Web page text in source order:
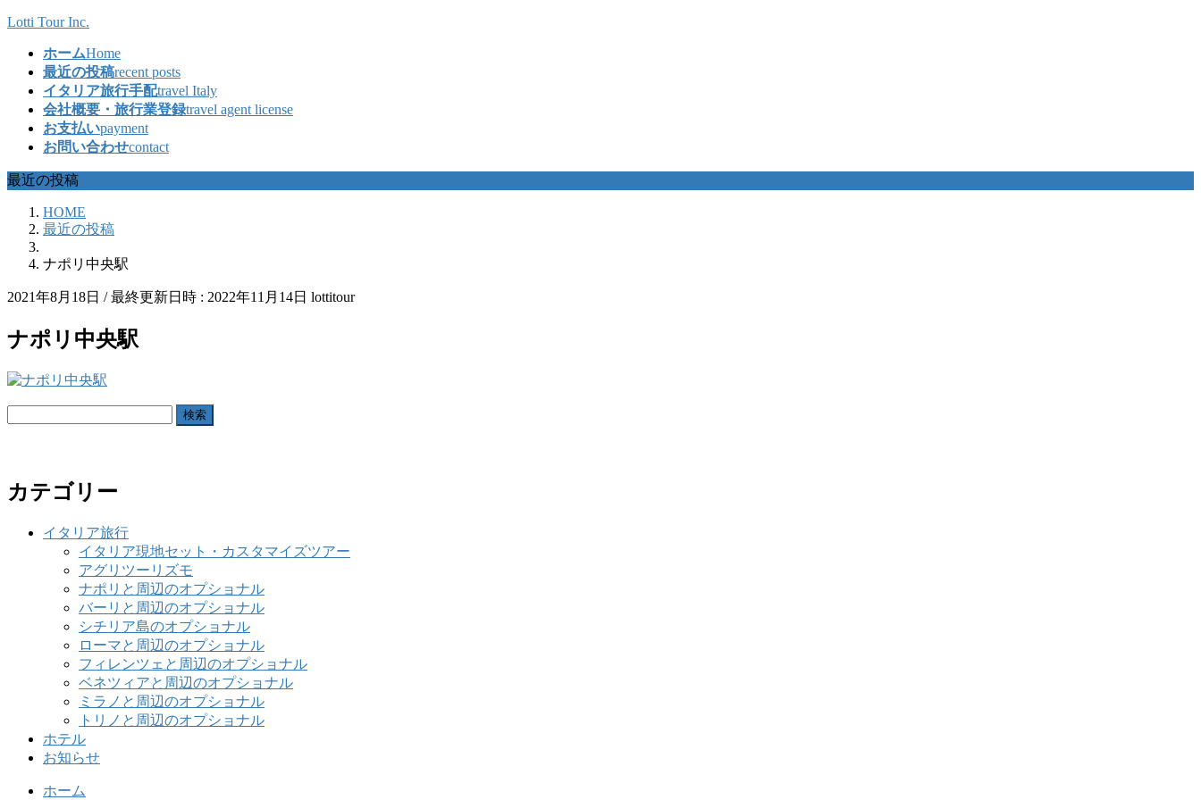
コ
ッ
プ
ナ
移
動
Lotti Tour Inc.
ホームHome
最近の投稿recent posts
イタリア旅行手配travel Italy
会社概要・旅行業登録travel agent license
お支払いpayment
お問い合わせcontact
最近の投稿
HOME
最近の投稿
ナポリ中央駅
2021年8月18日 / 最終更新日時 : 2022年11月14日 lottitour
ナポリ中央駅
カテゴリー
イタリア旅行
イタリア現地セット・カスタマイズツアー
アグリツーリズモ
ナポリと周辺のオプショナル
バーリと周辺のオプショナル
シチリア島のオプショナル
ローマと周辺のオプショナル
フィレンツェと周辺のオプショナル
ベネツィアと周辺のオプショナル
ミラノと周辺のオプショナル
トリノと周辺のオプショナル
ホテル
お知らせ
ホーム